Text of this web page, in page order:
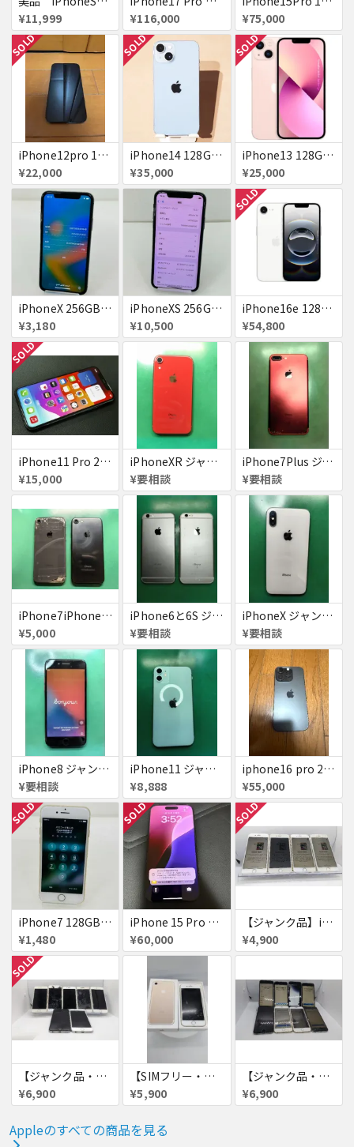
¥11,999
¥116,000
¥75,000
SOLD
iPhone12pro 128GB ブルー 赤ロム
¥22,000
SOLD
iPhone14 128GB Blue au 送料無料
¥35,000
SOLD
iPhone13 128GB ピンク docomo 送料無料
¥25,000
iPhoneX 256GB 赤ロム au ジャンク スペースグレイ A1902 送料無料
¥3,180
iPhoneXS 256GB 赤ロム 超美品 SoftBank ジャンク スペースグレイ MTE02J/A 送料無料
¥10,500
SOLD
iPhone16e 128GB ホワイト 送料無料
¥54,800
SOLD
iPhone11 Pro 256GB ジャンク品
¥15,000
iPhoneXR ジャンク品
¥要相談
iPhone7Plus ジャンク品
¥要相談
iPhone7iPhone8ジャンク
¥5,000
iPhone6と6S ジャンク品
¥要相談
iPhoneX ジャンク品
¥要相談
iPhone8 ジャンク品
¥要相談
iPhone11 ジャンク
¥8,888
iphone16 pro 256gb ブラックチタニウム
¥55,000
SOLD
iPhone7 128GB 赤ロム SoftBank ジャンク ゴールド A1779 パスコード不明 送料無料
¥1,480
SOLD
iPhone 15 Pro 128GB ブラックチタニウム ネットワーク利用制限あり
¥60,000
SOLD
【ジャンク品】iPhone6s ４台セット
¥4,900
SOLD
【ジャンク品・初期化済・SIMロック解除済】iPhone6 7台セット
¥6,900
【SIMフリー・付属品あり】iPhone 7 128GB
¥5,900
【ジャンク品・初期化済】iPhone6 8台セット
¥6,900
Appleのすべての商品を見る